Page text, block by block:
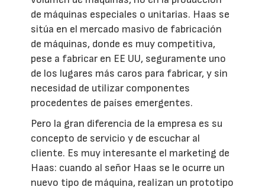
de máquinas especiales o unitarias. Haas se
sitúa en el mercado masivo de fabricación
de máquinas, donde es muy competitiva,
pese a fabricar en EE UU, seguramente uno
de los lugares más caros para fabricar, y sin
necesidad de utilizar componentes
procedentes de países emergentes.
Pero la gran diferencia de la empresa es su
concepto de servicio y de escuchar al
cliente. Es muy interesante el marketing de
Haas: cuando al señor Haas se le ocurre un
nuevo tipo de máquina, realizan un prototipo